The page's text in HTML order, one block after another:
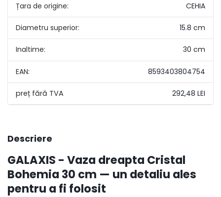
Țara de origine: CEHIA
Diametru superior: 15.8 cm
Inaltime: 30 cm
EAN: 8593403804754
292,48 LEI
Descriere
GALAXIS - Vaza dreapta Cristal
Bohemia 30 cm — un detaliu ales
pentru a fi folosit